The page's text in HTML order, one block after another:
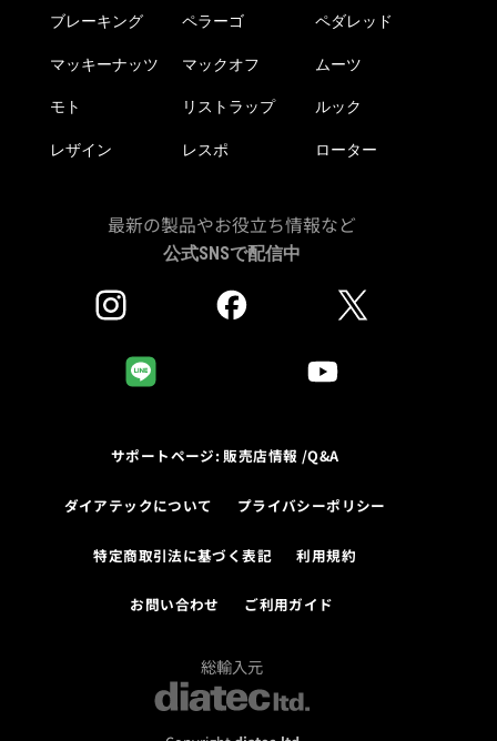
ブレーキング ペラーゴ ペダレッド
マッキーナッツ マックオフ ムーツ
モト リストラップ ルック
レザイン レスポ ローター
最新の製品やお役立ち情報など
公式SNSで配信中
サポートページ: 販売店情報 /Q&A
ダイアテックについて プライバシーポリシー
特定商取引法に基づく表記 利用規約
お問い合わせ ご利用ガイド
総輸入元